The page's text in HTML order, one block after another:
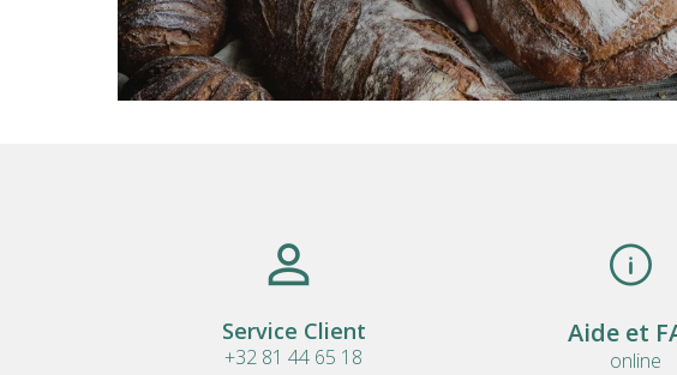
Service Client
+32 81 44 65 18
Aide et
online